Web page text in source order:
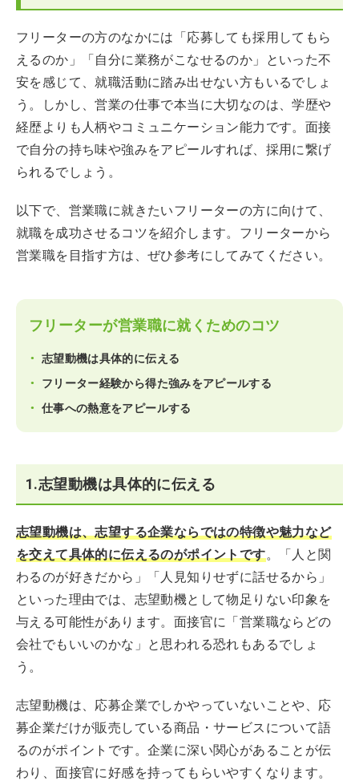
フリーターの方のなかには「応募しても採用してもら
えるのか」「自分に業務がこなせるのか」といった不
安を感じて、就職活動に踏み出せない方もいるでしょ
う。しかし、営業の仕事で本当に大切なのは、学歴や
経歴よりも人柄やコミュニケーション能力です。面接
で自分の持ち味や強みをアピールすれば、採用に繋げ
られるでしょう。
以下で、営業職に就きたいフリーターの方に向けて、
就職を成功させるコツを紹介します。フリーターから
営業職を目指す方は、ぜひ参考にしてみてください。
フリーターが営業職に就くためのコツ
志望動機は具体的に伝える
フリーター経験から得た強みをアピールする
仕事への熱意をアピールする
1.志望動機は具体的に伝える
志望動機は、志望する企業ならではの特徴や魅力など
を交えて具体的に伝えるのがポイントです。「人と関
わるのが好きだから」「人見知りせずに話せるから」
といった理由では、志望動機として物足りない印象を
与える可能性があります。面接官に「営業職ならどの
会社でもいいのかな」と思われる恐れもあるでしょ
う。
志望動機は、応募企業でしかやっていないことや、応
募企業だけが販売している商品・サービスについて語
るのがポイントです。企業に深い関心があることが伝
わり、面接官に好感を持ってもらいやすくなります。